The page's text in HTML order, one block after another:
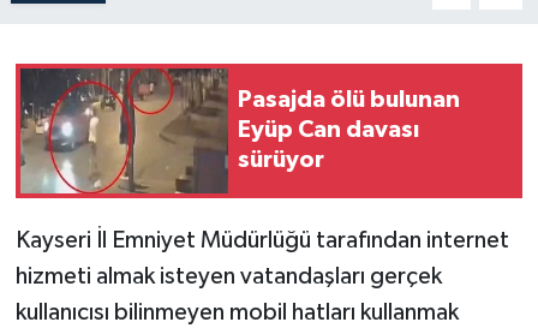
Pasajda ölü bulunan
Eyüp Can davası
sürüyor
Kayseri İl Emniyet Müdürlüğü tarafından internet
hizmeti almak isteyen vatandaşları gerçek
kullanıcısı bilinmeyen mobil hatları kullanmak